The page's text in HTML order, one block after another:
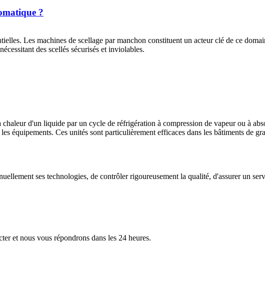
?
Les machines de scellage par manchon constituent un acteur clé de ce
des scellés sécurisés et inviolables.
d'un liquide par un cycle de réfrigération à compression de vapeur ou à
équipements. Ces unités sont particulièrement efficaces dans les bâtiments de
ses technologies, de contrôler rigoureusement la qualité, d'assurer un
et nous vous répondrons dans les 24 heures.